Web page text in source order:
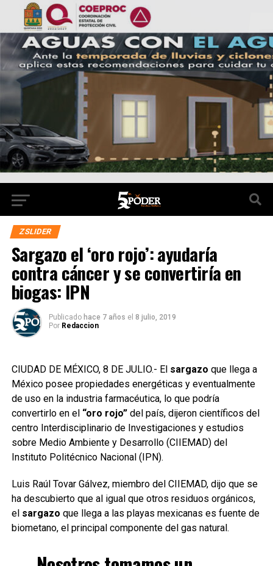
ZSLIDER
Sargazo el ‘oro rojo’: ayudaría
contra cáncer y se convertiría en
biogas: IPN
Publicado hace 7 años el 8 julio, 2019
Por Redaccion
CIUDAD DE MÉXICO, 8 DE JULIO.- El sargazo que llega a
México posee propiedades energéticas y eventualmente
de uso en la industria farmacéutica, lo que podría
convertirlo en el “oro rojo”del país, dijeron científicos del
centro Interdisciplinario de Investigaciones y estudios
sobre Medio Ambiente y Desarrollo (CIIEMAD) del
Instituto Politécnico Nacional (IPN).
Luis Raúl Tovar Gálvez, miembro del CIIEMAD, dijo que se
ha descubierto que al igual que otros residuos orgánicos,
el sargazo que llega a las playas mexicanas es fuente de
biometano, el principal componente del gas natural.